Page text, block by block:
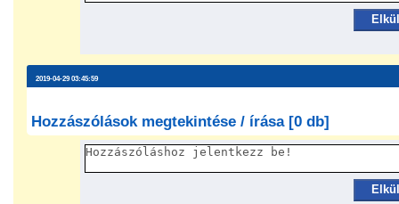
2019-04-29 03:45:59
Hozzászólások megtekintése / írása [0 db]